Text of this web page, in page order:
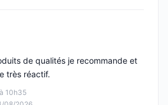
10h35
de qualités je recommande et
très réactif.